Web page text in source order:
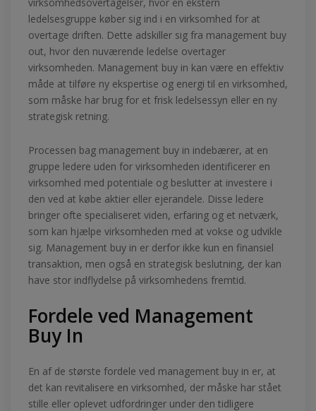
ledelsesgruppe køber sig ind i en virksomhed for at
overtage driften. Dette adskiller sig fra management buy
out, hvor den nuværende ledelse overtager
virksomheden. Management buy in kan være en effektiv
måde at tilføre ny ekspertise og energi til en virksomhed,
som måske har brug for et frisk ledelsessyn eller en ny
strategisk retning.
Processen bag management buy in indebærer, at en
gruppe ledere uden for virksomheden identificerer en
virksomhed med potentiale og beslutter at investere i
den ved at købe aktier eller ejerandele. Disse ledere
bringer ofte specialiseret viden, erfaring og et netværk,
som kan hjælpe virksomheden med at vokse og udvikle
sig. Management buy in er derfor ikke kun en finansiel
transaktion, men også en strategisk beslutning, der kan
have stor indflydelse på virksomhedens fremtid.
Fordele ved Management
Buy In
En af de største fordele ved management buy in er, at
det kan revitalisere en virksomhed, der måske har stået
stille eller oplevet udfordringer under den tidligere